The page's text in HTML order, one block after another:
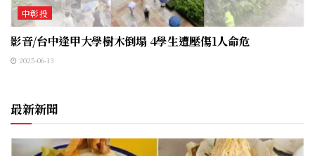
中彰投
影音/台中逢甲大學樹木倒塌 4學生遭壓傷1人命危
2025-06-13
最新新聞